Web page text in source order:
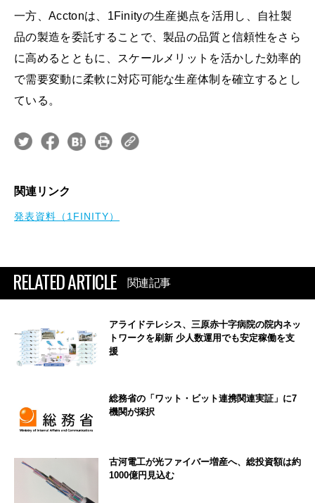
一方、Acctonは、1Finityの生産拠点を活用し、自社製
品の製造を委託することで、製品の品質と信頼性をさら
に高めるとともに、スケールメリットを活かした効率的
で需要変動に柔軟に対応可能な生産体制を確立するとし
ている。
関連リンク
発表資料（1FINITY）
RELATED ARTICLE 関連記事
アライドテレシス、三原赤十字病院の院内ネッ
トワークを刷新 少人数運用でも安定稼働を支
援
総務省の「ワット・ビット連携関連実証」に7
機関が採択
古河電工が光ファイバー増産へ、総投資額は約
1000億円見込む